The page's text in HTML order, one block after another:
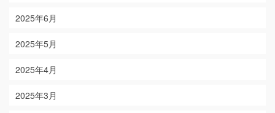
2025年6月
2025年5月
2025年4月
2025年3月